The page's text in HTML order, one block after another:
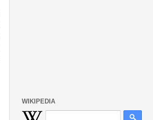
WIKIPEDIA